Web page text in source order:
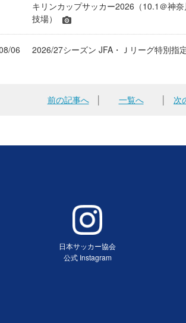
キリンカップサッカー2026（10.1＠神
技場）
06 2026/27シーズン JFA・Ｊリーグ特別指
前の記事へ│ 一覧へ 次
日本サッカー協会
公式 Instagram